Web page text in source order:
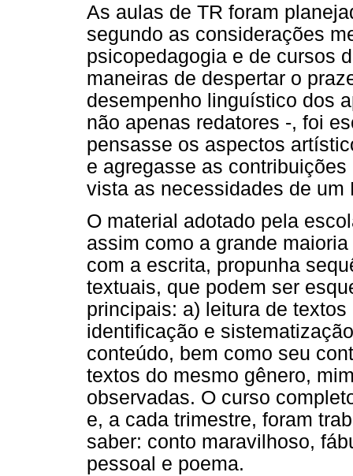
As aulas de TR foram
segundo as considerações
psicopedagogia e de cursos
maneiras de despertar o
desempenho linguístico dos
não apenas redatores -, foi
pensasse os aspectos
e agregasse as
vista as necessidades de um
O material adotado pela
assim como a grande
com a escrita, propunha
textuais, que podem ser
principais: a) leitura de
identificação e
conteúdo, bem como seu
textos do mesmo gênero,
observadas. O curso
e, a cada trimestre, foram
saber: conto maravilhoso,
pessoal e poema.